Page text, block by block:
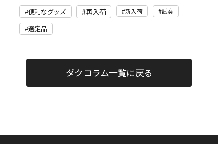
便利なグッズ 再入荷 新入荷 試奏
選定品
ダクコラム一覧に戻る